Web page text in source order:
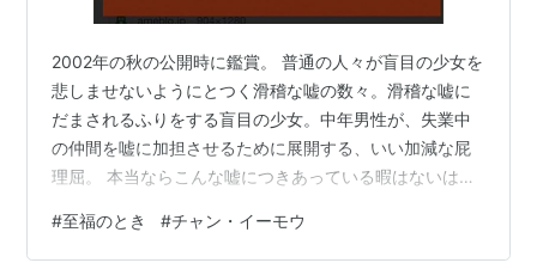
2002年の秋の公開時に鑑賞。 普通の人々が盲目の少女を
悲しませないようにとつく滑稽な嘘の数々。滑稽な嘘に
だまされるふりをする盲目の少女。中年男性が、失業中
の仲間を嘘に加担させるために展開する、いい加減な屁
理屈。 本当ならこんな嘘につきあっている暇はないはず
き合う。時間があってこそうまれる優しい嘘の数々。弱
い者同士がまるでお互いの傷を癒すような出来事も、有
#至福のとき #チャン・イーモウ